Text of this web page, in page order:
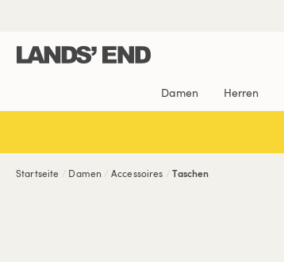
Inhalt
Navigation
Suche
Damen Herren
Startseite Damen Accessoires Taschen